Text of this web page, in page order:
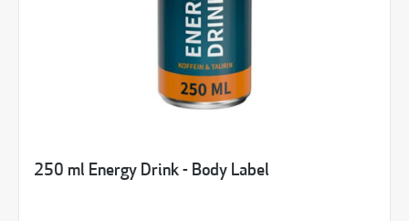
250 ml Energy Drink - Body Label